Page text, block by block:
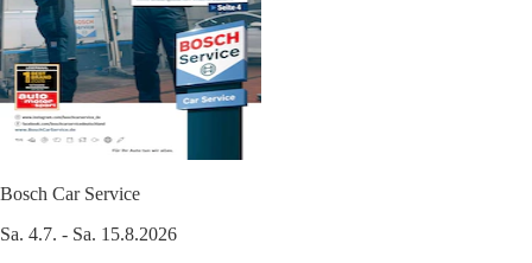
Bosch Car Service
Sa. 4.7. - Sa. 15.8.2026